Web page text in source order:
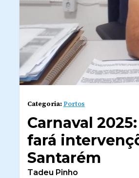
Categoria:Portos
Carnaval
fará
Santarém
Tadeu Pinho